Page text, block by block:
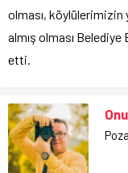
olması, köylülerimizin
almış olması
etti.